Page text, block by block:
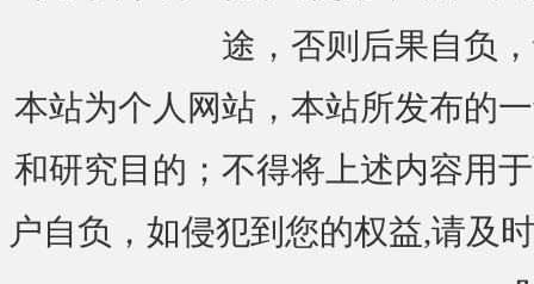
途，否则后果自负
本站为个人网站，本站所发布的
和研究目的；不得将上述内容用
户自负，如侵犯到您的权益,请及